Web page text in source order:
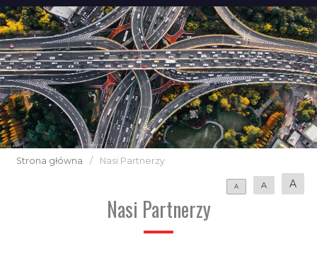
Strona główna / Nasi Partnerzy
A A A
Nasi Partnerzy